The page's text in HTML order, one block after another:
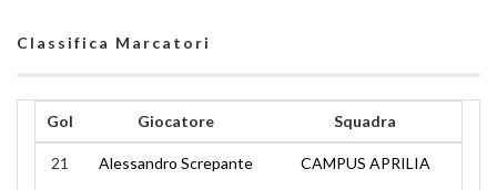
Classifica Marcatori
Gol Giocatore Squadra
21 Alessandro Screpante CAMPUS APRILIA